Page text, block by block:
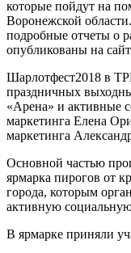
которые пойдут на
Воронежской
подробные отчеты о
опубликованы на
Шарлотфест2018 в
праздничных
«Арена» и активные
маркетинга Елена
маркетинга
Основной частью
ярмарка пирогов от
города, которым
активную
В ярмарке приняли